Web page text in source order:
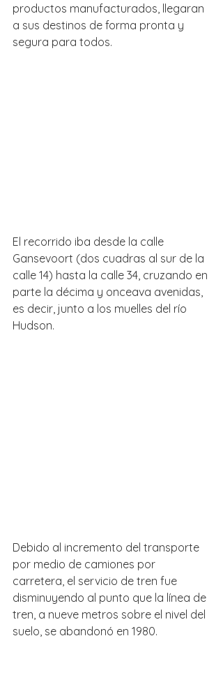
productos manufacturados, llegaran
a sus destinos de forma pronta y
segura para todos.
El recorrido iba desde la calle
Gansevoort (dos cuadras al sur de la
calle 14) hasta la calle 34, cruzando en
parte la décima y onceava avenidas,
es decir, junto a los muelles del río
Hudson.
Debido al incremento del transporte
por medio de camiones por
carretera, el servicio de tren fue
disminuyendo al punto que la línea de
tren, a nueve metros sobre el nivel del
suelo, se abandonó en 1980.